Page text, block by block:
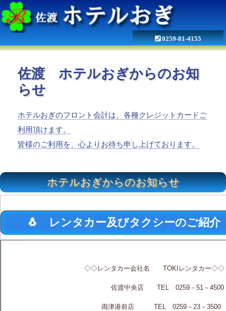
0259-81-4155
知らせ
佐渡 ホテルおぎからのお知
らせ
ホテルおぎのフロント会計は、各種クレジットカードご
利用頂けます。
皆様のご利用を、心よりお待ち申し上げております。
ホテルおぎからのお知らせ
🐧 レンタカー及びタクシーのご紹
◇◇レンタカー会社名 TOKIレンタカ
佐渡中央店 TEL 0259－51－
両津港前店 TEL 0259－23－